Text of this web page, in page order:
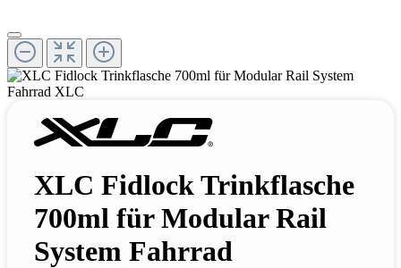
XLC Fidlock Trinkflasche
700ml für Modular Rail
System Fahrrad